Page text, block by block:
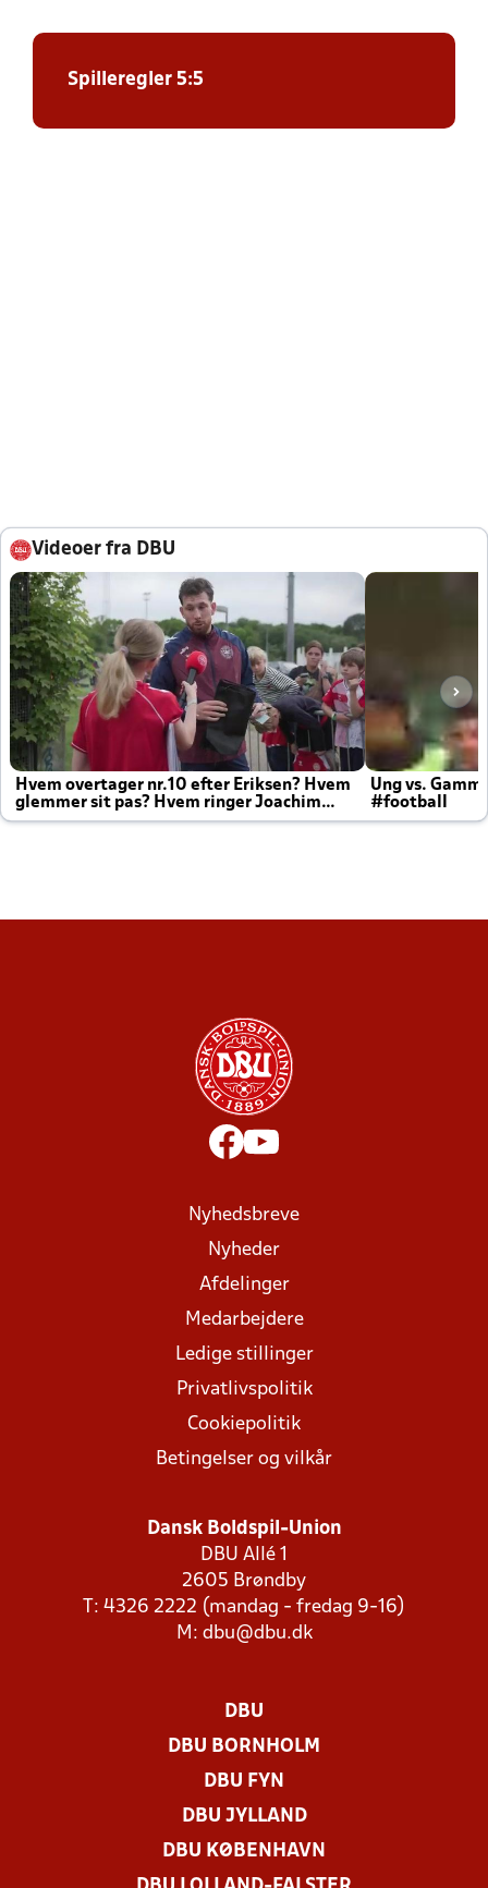
Spilleregler 5:5
Videoer fra DBU
Hvem overtager nr.10 efter Eriksen? Hvem
glemmer sit pas? Hvem ringer Joachim
altid til efter kampe?
Ung vs.
#football
Nyhedsbreve
Nyheder
Afdelinger
Medarbejdere
Ledige stillinger
Privatlivspolitik
Cookiepolitik
Betingelser og vilkår
Dansk Boldspil-Union
DBU Allé 1
2605 Brøndby
T: 4326 2222 (mandag - fredag 9-16)
M: dbu@dbu.dk
DBU
DBU BORNHOLM
DBU FYN
DBU JYLLAND
DBU KØBENHAVN